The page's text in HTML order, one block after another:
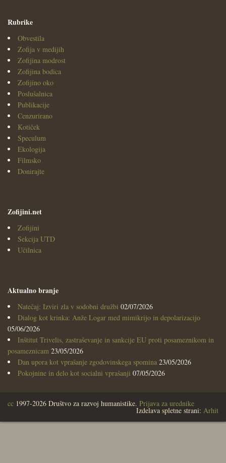
Rubrike
Obvestila
Zofija v medijih
Zofijina modrost
Zofijina bodica
Zofijino oko
Poslušalnica
Publikacije
Cenzurirano
Kotiček
Speculum
Ekologija
Filmsko
Donirajte
Zofijini.net
Zofijini
Sekcija UTD
Učilnica
Aktualno branje
Natečaj: Izviri zla v sodobni družbi 02/07/2026
Dialog kot krinka: Anže Logar med mimikrijo in depolarizacijo
05/06/2026
Inštitut Trivelis, zastraševanje in sankcije EU proti posameznikom in
posameznicam 23/05/2026
Dan upora kot vprašanje zgodovinskega spomina 23/05/2026
Pokojnine in delo kot socialni vprašanji 07/05/2026
cc 1997-2026 Društvo za razvoj humanistike. Prijava za urednike
Izdelava spletne strani: Arhit